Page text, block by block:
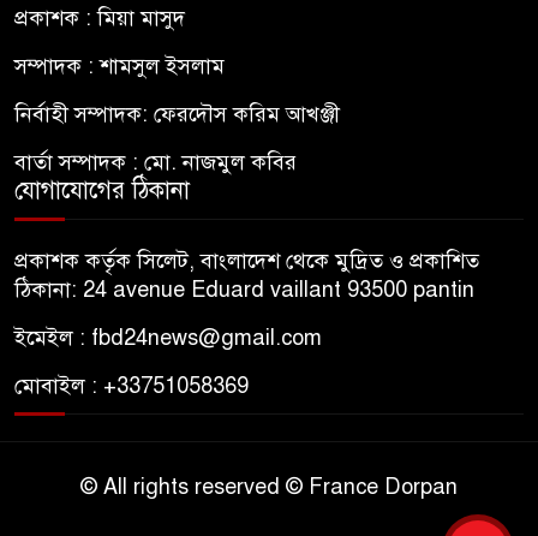
প্রকাশক : মিয়া মাসুদ
সম্পাদক : শামসুল ইসলাম
নির্বাহী সম্পাদক: ফেরদৌস করিম আখঞ্জী
বার্তা সম্পাদক : মো. নাজমুল কবির
যোগাযোগের ঠিকানা
প্রকাশক কর্তৃক সিলেট, বাংলাদেশ থেকে মুদ্রিত ও প্রকাশিত
ঠিকানা: 24 avenue Eduard vaillant 93500 pantin
ইমেইল : fbd24news@gmail.com
মোবাইল : +33751058369
© All rights reserved © France Dorpan